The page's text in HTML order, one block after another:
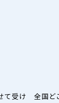
て受け
全国ど